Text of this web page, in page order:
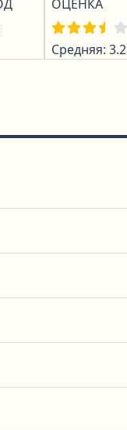
ОЦЕНКА
Средняя: 3.2